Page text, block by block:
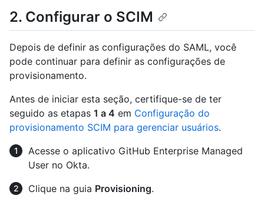
2. Configurar o SCIM
Depois de definir as configurações do SAML, você
pode continuar para definir as configurações de
provisionamento.
Antes de iniciar esta seção, certifique-se de ter
seguido as etapas 1 a 4 em Configuração do
provisionamento SCIM para gerenciar usuários.
Acesse o aplicativo GitHub Enterprise Managed
User no Okta.
Clique na guia Provisioning.